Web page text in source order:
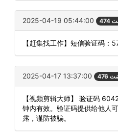
2025-04-19 05:44:00
【赶集找工作】短信验证码：
2025-04-17 13:37:00 مضت
【视频剪辑大师】 验证码
钟内有效。验证码提供给他人
露，谨防被骗。